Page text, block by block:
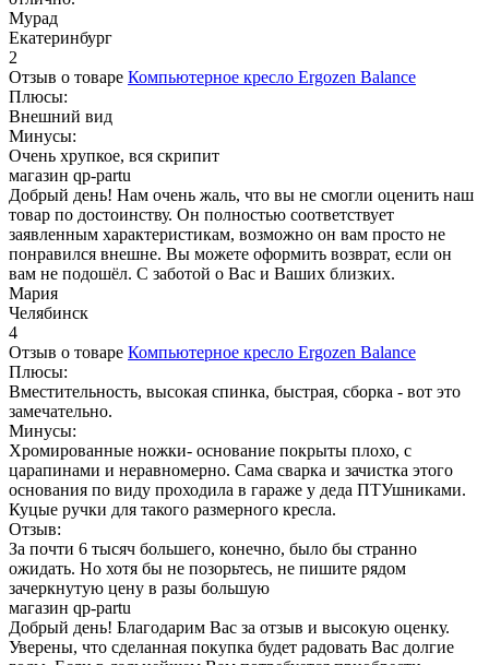
Мурад
Екатеринбург
2
Отзыв о товаре Компьютерное кресло Ergozen Balance
Плюсы:
Внешний вид
Минусы:
Очень хрупкое, вся скрипит
магазин qp-partu
Добрый день! Нам очень жаль, что вы не смогли оценить наш
товар по достоинству. Он полностью соответствует
заявленным характеристикам, возможно он вам просто не
понравился внешне. Вы можете оформить возврат, если он
вам не подошёл. С заботой о Вас и Ваших близких.
Мария
Челябинск
4
Отзыв о товаре Компьютерное кресло Ergozen Balance
Плюсы:
Вместительность, высокая спинка, быстрая, сборка - вот это
замечательно.
Минусы:
Хромированные ножки- основание покрыты плохо, с
царапинами и неравномерно. Сама сварка и зачистка этого
основания по виду проходила в гараже у деда ПТУшниками.
Куцые ручки для такого размерного кресла.
Отзыв:
За почти 6 тысяч большего, конечно, было бы странно
ожидать. Но хотя бы не позорьтесь, не пишите рядом
зачеркнутую цену в разы большую
магазин qp-partu
Добрый день! Благодарим Вас за отзыв и высокую оценку.
Уверены, что сделанная покупка будет радовать Вас долгие